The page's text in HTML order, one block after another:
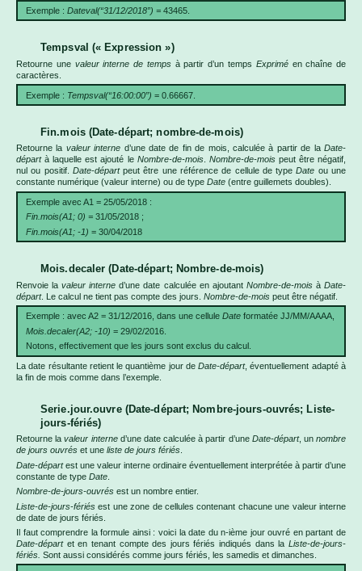
Exemple : Dateval(“31/12/2018”) = 43465.
Tempsval (« Expression »)
Retourne une valeur interne de tempsà partir d’un temps Exprimé en chaîne de
caractères.
Exemple : Tempsval(“16:00:00”) = 0.66667.
Fin.mois (Date-départ; nombre-de-mois)
Retourne la valeur interne d’une date de fin de mois, calculée à partir de laDate-
départà laquelle est ajouté le Nombre-de-mois. Nombre-de-mois peut être négatif,
nul ou positif. Date-départpeut être une référence de cellule de typeDate ou une
constante numérique (valeur interne) ou de type Date (entre guillemets doubles).
Exemple avec A1 = 25/05/2018 :
Fin.mois(A1; 0) = 31/05/2018 ;
Fin.mois(A1; -1) = 30/04/2018
Mois.decaler (Date-départ; Nombre-de-mois)
Renvoie lavaleur interne d’une date calculée en ajoutant Nombre-de-moisàDate-
départ. Le calcul ne tient pas compte des jours. Nombre-de-mois peut être négatif.
Exemple : avec A2 = 31/12/2016, dans une cellule Date formatée JJ/MM/AAAA,
Mois.decaler(A2; -10) = 29/02/2016.
Notons, effectivement que les jours sont exclus du calcul.
La date résultante retient le quantième jour deDate-départ, éventuellement adapté à
la fin de mois comme dans l’exemple.
Serie.jour.ouvre (Date-départ; Nombre-jours-ouvrés; Liste-
jours-fériés)
Retourne lavaleur interned’une date calculée à partir d’une Date-départ, unnombre
de jours ouvrés et une liste de jours fériés
Date-départest une valeur interne ordinaire éventuellement interprétée à partir d’une
constante de type Date
Nombre-de-jours-ouvrés est un nombre entier.
Liste-de-jours-fériés est une zone de cellules contenant chacune une valeur interne
de date de jours fériés.
Il faut comprendre la formule ainsi : voici la date du n-ième jour ouvré en partant de
Date-départet en tenant compte des jours fériés indiqués dans la Liste-de-jours-
fériés. Sont aussi considérés comme jours fériés, les samedis et dimanches.